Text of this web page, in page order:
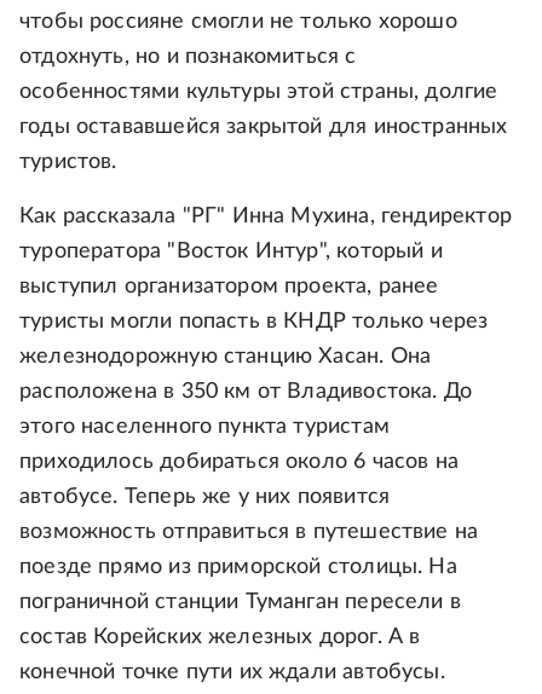
чтобы россияне смогли не только хорошо
отдохнуть, но и познакомиться с
особенностями культуры этой страны, долгие
годы остававшейся закрытой для иностранных
туристов.
Как рассказала "РГ" Инна Мухина, гендиректор
туроператора "Восток Интур", который и
выступил организатором проекта, ранее
туристы могли попасть в КНДР только через
железнодорожную станцию Хасан. Она
расположена в 350 км от Владивостока. До
этого населенного пункта туристам
приходилось добираться около 6 часов на
автобусе. Теперь же у них появится
возможность отправиться в путешествие на
поезде прямо из приморской столицы. На
пограничной станции Туманган пересели в
состав Корейских железных дорог. А в
конечной точке пути их ждали автобусы.